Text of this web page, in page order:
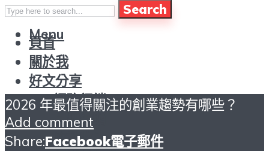
Search
頁首
關於我
好文分享
網路行銷
品牌行銷
被動收入
Menu
2026 年最值得關注的創業趨勢有哪些？
Add comment
Share:Facebook電子郵件